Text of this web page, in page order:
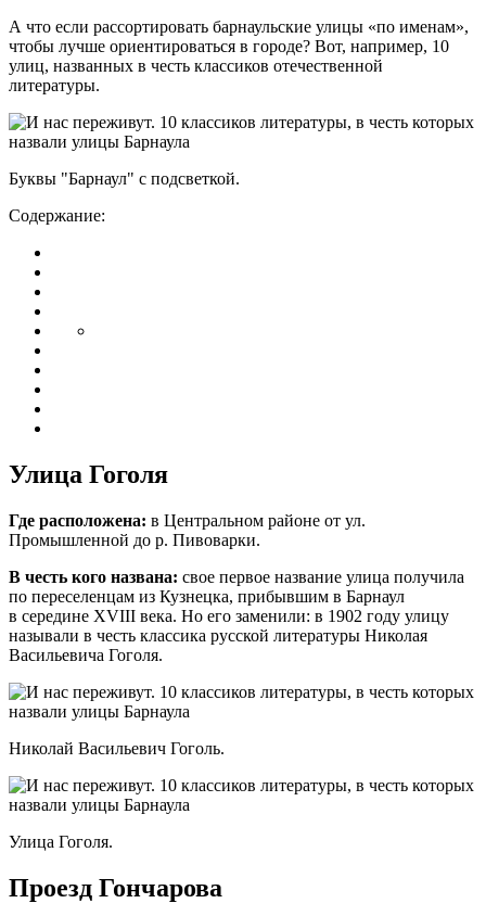
А что если рассортировать барнаульские улицы «по именам»,
чтобы лучше ориентироваться в городе? Вот, например, 10
улиц, названных в честь классиков отечественной
литературы.
Буквы "Барнаул" с подсветкой.
Содержание:
Улица Гоголя
Где расположена: в Центральном районе от ул.
Промышленной до р. Пивоварки.
В честь кого названа: свое первое название улица получила
по переселенцам из Кузнецка, прибывшим в Барнаул
в середине XVIII века. Но его заменили: в 1902 году улицу
называли в честь классика русской литературы Николая
Васильевича Гоголя.
Николай Васильевич Гоголь.
Улица Гоголя.
Проезд Гончарова